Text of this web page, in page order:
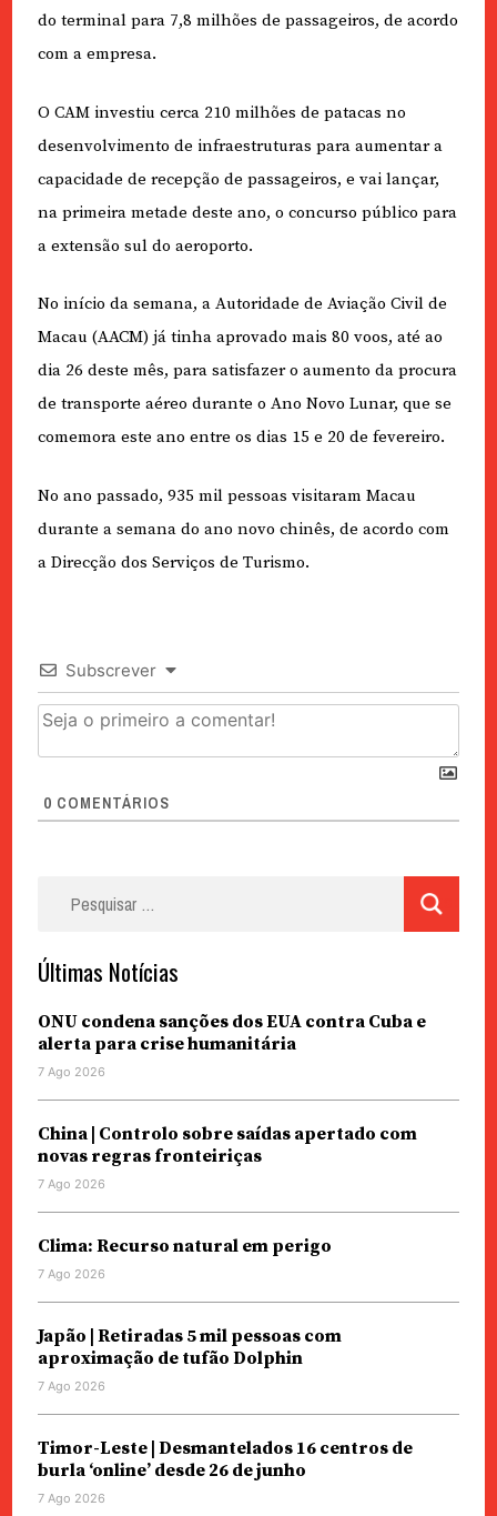
do terminal para 7,8 milhões de passageiros, de acordo
com a empresa.
O CAM investiu cerca 210 milhões de patacas no
desenvolvimento de infraestruturas para aumentar a
capacidade de recepção de passageiros, e vai lançar,
na primeira metade deste ano, o concurso público para
a extensão sul do aeroporto.
No início da semana, a Autoridade de Aviação Civil de
Macau (AACM) já tinha aprovado mais 80 voos, até ao
dia 26 deste mês, para satisfazer o aumento da procura
de transporte aéreo durante o Ano Novo Lunar, que se
comemora este ano entre os dias 15 e 20 de fevereiro.
No ano passado, 935 mil pessoas visitaram Macau
durante a semana do ano novo chinês, de acordo com
a Direcção dos Serviços de Turismo.
Subscrever
0 COMENTÁRIOS
Últimas Notícias
ONU condena sanções dos EUA contra Cuba e
alerta para crise humanitária
7 Ago 2026
China | Controlo sobre saídas apertado com
novas regras fronteiriças
7 Ago 2026
Clima: Recurso natural em perigo
7 Ago 2026
Japão | Retiradas 5 mil pessoas com
aproximação de tufão Dolphin
7 Ago 2026
Timor-Leste | Desmantelados 16 centros de
burla ‘online’ desde 26 de junho
7 Ago 2026